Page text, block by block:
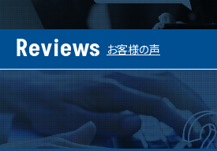
Reviews お客様の声